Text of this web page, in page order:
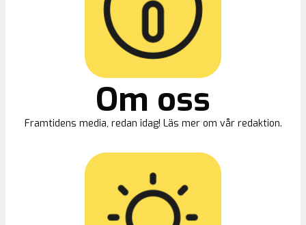
Om oss
Framtidens media, redan idag! Läs mer om vår redaktion.